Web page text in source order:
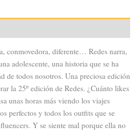
conmovedora, diferente… Redes narra,
adolescente, una historia que se ha
de todos nosotros. Una preciosa edición
la 25º edición de Redes. ¿Cuánto likes
unas horas más viendo los viajes
perfectos y todos los outfits que se
Y se siente mal porque ella no